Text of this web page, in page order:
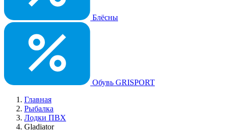
Блёсны
Обувь GRISPORT
Главная
Рыбалка
Лодки ПВХ
Gladiator